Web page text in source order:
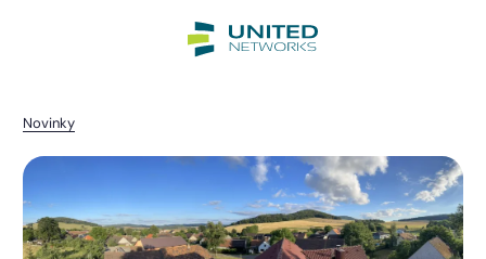
Novinky